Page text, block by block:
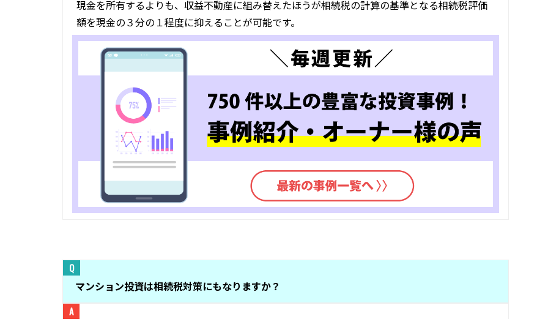
現金を所有するよりも、収益不動産に組み替えたほうが相続税の計算の基準となる相続税評価
額を現金の３分の１程度に抑えることが可能です。
マンション投資は相続税対策にもなりますか？